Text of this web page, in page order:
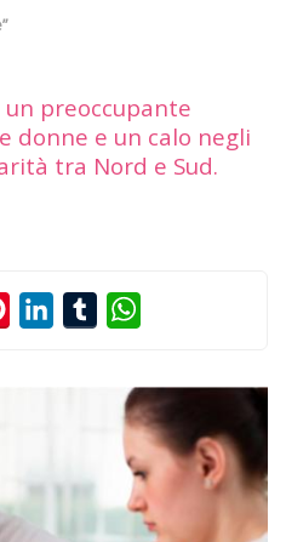
preoccupante
donne e un calo negli
tra Nord e Sud.
PinterestLinkedInTumblr